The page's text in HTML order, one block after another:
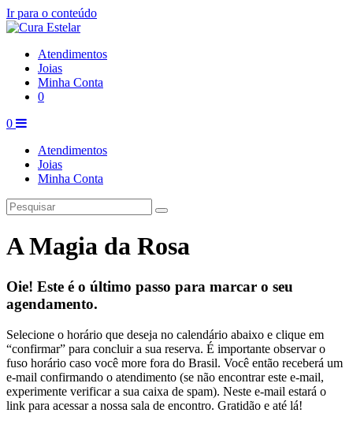
Ir para o conteúdo
Atendimentos
Joias
Minha Conta
0
0
Atendimentos
Joias
Minha Conta
A Magia da Rosa
Oie! Este é o último passo para marcar o seu
agendamento.
Selecione o horário que deseja no calendário abaixo e clique em
“confirmar” para concluir a sua reserva. É importante observar o
fuso horário caso você more fora do Brasil. Você então receberá um
e-mail confirmando o atendimento (se não encontrar este e-mail,
experimente verificar a sua caixa de spam). Neste e-mail estará o
link para acessar a nossa sala de encontro. Gratidão e até lá!